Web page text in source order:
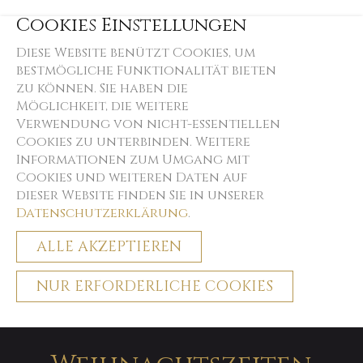
Cookies Einstellungen
Diese Website benützt Cookies, um
bestmögliche Funktionalität bieten
zu können. Sie haben die
Möglichkeit, die weitere
Verwendung von nicht-essentiellen
Cookies zu unterbinden. Weitere
Informationen zum Umgang mit
Cookies und weiteren Daten auf
dieser Website finden Sie in unserer
Datenschutzerklärung.
ALLE AKZEPTIEREN
NUR ERFORDERLICHE COOKIES